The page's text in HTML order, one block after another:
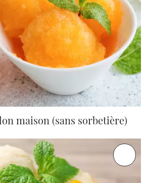
maison (sans sorbetière)